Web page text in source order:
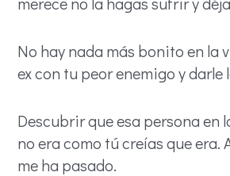
No hay nada más bonito en la
ex con tu peor enemigo y darle
Descubrir que esa persona en
no era como tú creías que era.
me ha pasado.